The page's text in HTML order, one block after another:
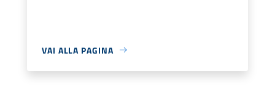
VAI ALLA PAGINA